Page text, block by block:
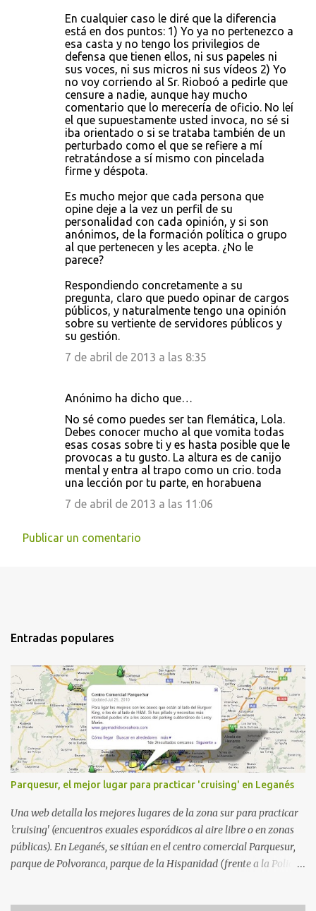
En cualquier caso le diré que la diferencia
está en dos puntos: 1) Yo ya no pertenezco a
esa casta y no tengo los privilegios de
defensa que tienen ellos, ni sus papeles ni
sus voces, ni sus micros ni sus vídeos 2) Yo
no voy corriendo al Sr. Rioboó a pedirle que
censure a nadie, aunque hay mucho
comentario que lo merecería de oficio. No leí
el que supuestamente usted invoca, no sé si
iba orientado o si se trataba también de un
perturbado como el que se refiere a mí
retratándose a sí mismo con pincelada
firme y déspota.
Es mucho mejor que cada persona que
opine deje a la vez un perfil de su
personalidad con cada opinión, y si son
anónimos, de la formación política o grupo
al que pertenecen y les acepta. ¿No le
parece?
Respondiendo concretamente a su
pregunta, claro que puedo opinar de cargos
públicos, y naturalmente tengo una opinión
sobre su vertiente de servidores públicos y
su gestión.
7 de abril de 2013 a las 8:35
Anónimo ha dicho que…
No sé como puedes ser tan flemática, Lola.
Debes conocer mucho al que vomita todas
esas cosas sobre ti y es hasta posible que le
provocas a tu gusto. La altura es de canijo
mental y entra al trapo como un crio. toda
una lección por tu parte, en horabuena
7 de abril de 2013 a las 11:06
Publicar un comentario
Entradas populares
Parquesur, el mejor lugar para practicar 'cruising' en Leganés
Una web detalla los mejores lugares de la zona sur para practicar
'cruising' (encuentros exuales esporádicos al aire libre o en zonas
públicas). En Leganés, se sitúan en el centro comercial Parquesur,
parque de Polvoranca, parque de la Hispanidad (frente a la Policía